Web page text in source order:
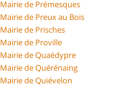
Mairie de Prémesques
Mairie de Preux au Bois
Mairie de Prisches
Mairie de Proville
Mairie de Quaëdypre
Mairie de Quérénaing
Mairie de Quiévelon